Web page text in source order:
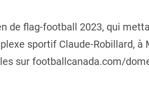
de flag-football 2023, qui
sportif Claude-Robillard,
sur footballcanada.com/